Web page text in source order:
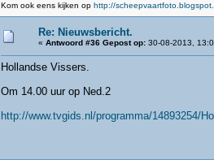
Kom ook eens kijken op http://
Re: Nieuwsbericht.
« Antwoord #36 Gepost op:30-08-2013,
Hollandse Vissers.
Om 14.00 uur op Ned.2
http://www.tvgids.nl/programma/14893254/